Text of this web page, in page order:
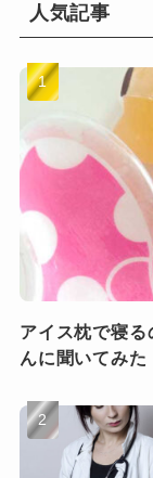
人気記事
アイス枕で寝る
んに聞いてみた